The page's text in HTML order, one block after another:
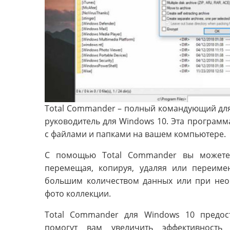
Total Commander – полный командующий
руководитель для Windows 10. Эта
с файлами и папками на вашем компьютере.
С помощью Total Commander вы
перемещая, копируя, удаляя или
большим количеством данных или при
фото коллекции.
Total Commander для Windows 10
помогут вам увеличить